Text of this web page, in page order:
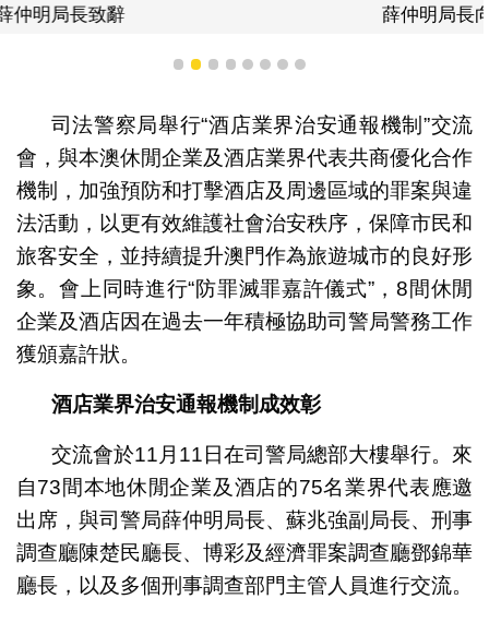
薛仲明局長向休閒企業及酒店頒發嘉許狀
1 2 3 4 5 6 7 8
司法警察局舉行“酒店業界治安通報機制”交流
會，與本澳休閒企業及酒店業界代表共商優化合作
機制，加強預防和打擊酒店及周邊區域的罪案與違
法活動，以更有效維護社會治安秩序，保障市民和
旅客安全，並持續提升澳門作為旅遊城市的良好形
象。會上同時進行“防罪滅罪嘉許儀式”，8間休閒
企業及酒店因在過去一年積極協助司警局警務工作
獲頒嘉許狀。
酒店業界治安通報機制成效彰
交流會於11月11日在司警局總部大樓舉行。來
自73間本地休閒企業及酒店的75名業界代表應邀
出席，與司警局薛仲明局長、蘇兆強副局長、刑事
調查廳陳楚民廳長、博彩及經濟罪案調查廳鄧錦華
廳長，以及多個刑事調查部門主管人員進行交流。